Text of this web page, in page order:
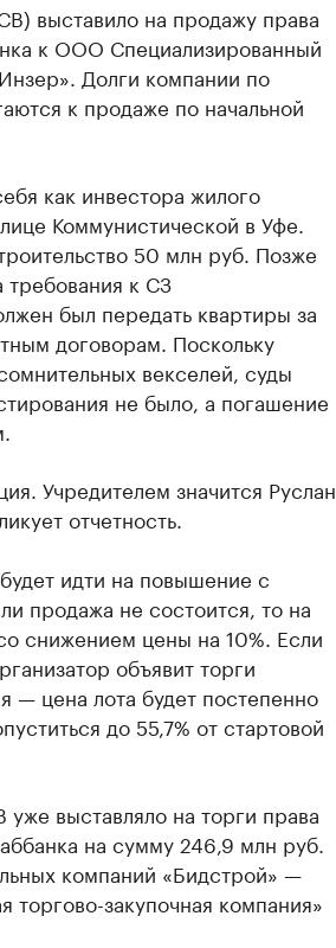
выставило на продажу права
к ООО Специализированный
Долги компании по
к продаже по начальной
как инвестора жилого
Коммунистической в Уфе.
50 млн руб. Позже
к СЗ
был передать квартиры за
договорам. Поскольку
векселей, суды
не было, а погашение
Учредителем значится Руслан
отчетность.
идти на повышение с
продажа не состоится, то на
снижением цены на 10%. Если
объявит торги
— цена лота будет постепенно
до 55,7% от стартовой
выставляло на торги права
на сумму 246,9 млн руб.
компаний «Бидстрой» —
закупочная компания»